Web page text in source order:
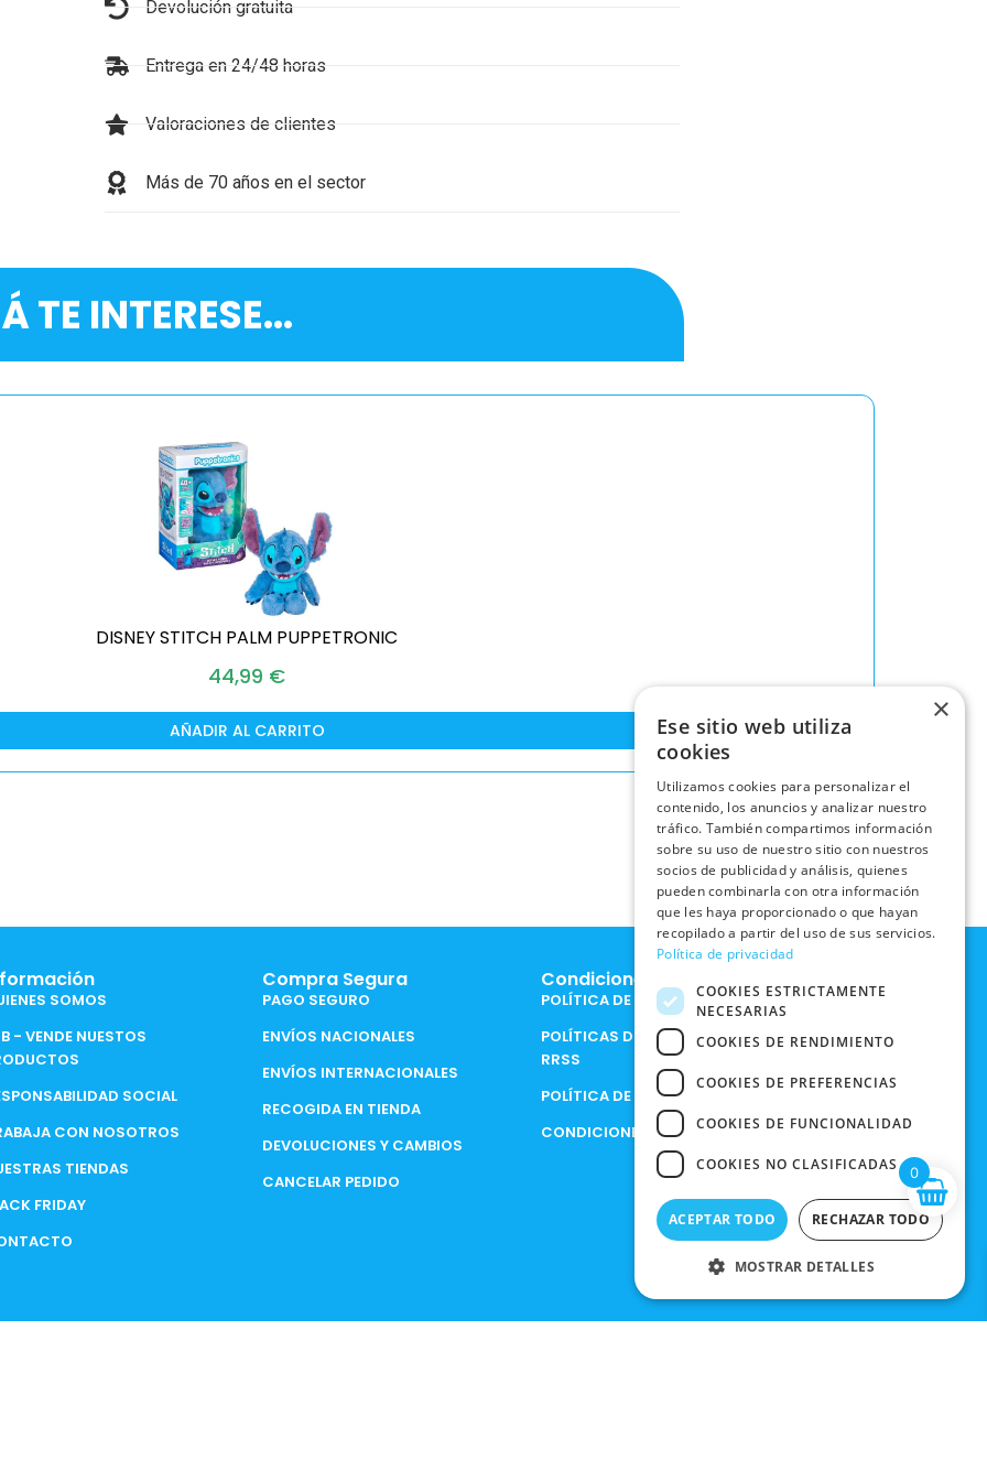
Devolución gratuita
Entrega en 24/48 horas
Valoraciones de clientes
Más de 70 años en el sector
TE INTERESE...
DISNEY STITCH PALM PUPPETRONIC
44,99 €
AÑADIR AL CARRITO
SOMOS
- VENDE NUESTOS
SOCIAL
CON NOSOTROS
TIENDAS
FRIDAY
Compra Segura
PAGO SEGURO
ENVÍOS NACIONALES
ENVÍOS INTERNACIONALES
RECOGIDA EN TIENDA
DEVOLUCIONES Y CAMBIOS
CANCELAR PEDIDO
Condiciones Legales
POLÍTICA DE COOKIES
POLÍTICAS DE PRIVACIDAD EN
RRSS
POLÍTICA DE PRIVACIDAD
CONDICIONES DE COMPRA
0
×
Ese sitio web utiliza
cookies
Utilizamos cookies para personalizar el
contenido, los anuncios y analizar nuestro
tráfico. También compartimos información
sobre su uso de nuestro sitio con nuestros
socios de publicidad y análisis, quienes
pueden combinarla con otra información
que les haya proporcionado o que hayan
recopilado a partir del uso de sus servicios.
Política de privacidad
COOKIES ESTRICTAMENTE
NECESARIAS
COOKIES DE RENDIMIENTO
COOKIES DE PREFERENCIAS
COOKIES DE FUNCIONALIDAD
COOKIES NO CLASIFICADAS
ACEPTAR TODO RECHAZAR TODO
MOSTRAR DETALLES